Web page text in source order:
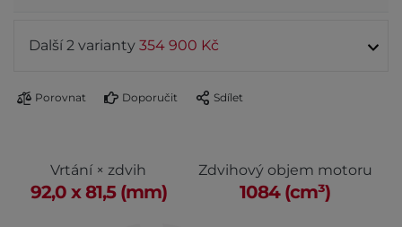
Další 2 varianty 354 900 Kč
Porovnat Doporučit Sdílet
Vrtání × zdvih
92,0 x 81,5 (mm)
Zdvihový objem motoru
1084 (cm³)